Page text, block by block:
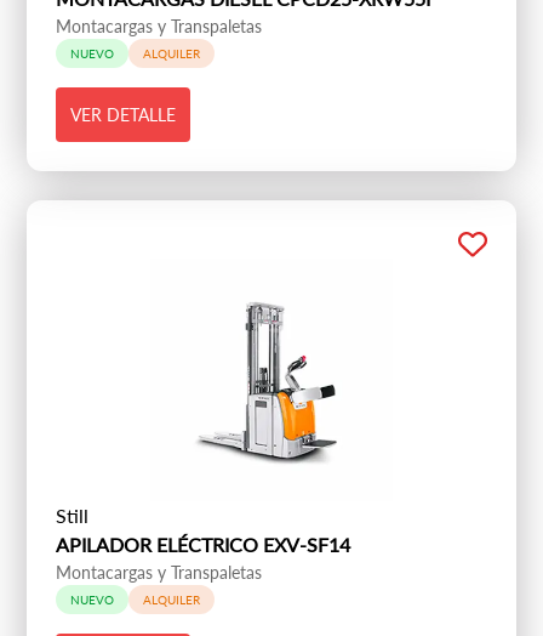
Montacargas y Transpaletas
NUEVO ALQUILER
VER DETALLE
Still
APILADOR ELÉCTRICO EXV-SF14
Montacargas y Transpaletas
NUEVO ALQUILER